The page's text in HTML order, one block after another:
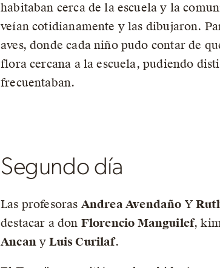
habitaban cerca de la escuela y la
veían cotidianamente y las dibujaron.
aves, donde cada niño pudo contar de
flora cercana a la escuela, pudiendo
frecuentaban.
Segundo día
Las profesoras Andrea Avendaño Y
destacar a don Florencio Manguilef,
AncanyLuis Curilaf.